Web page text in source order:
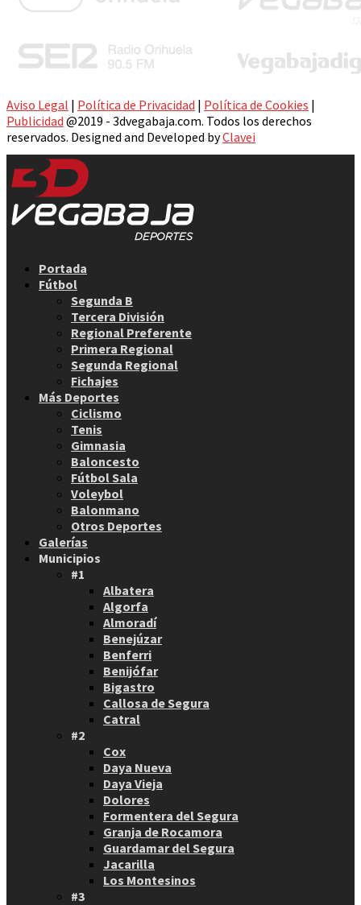
Aviso Legal | Política de Privacidad | Política de Cookies |
Publicidad @2019 - 3dvegabaja.com. Todos los derechos
reservados. Designed and Developed byClavei
Portada
Fútbol
Segunda B
Tercera División
Regional Preferente
Primera Regional
Segunda Regional
Fichajes
Más Deportes
Ciclismo
Tenis
Gimnasia
Baloncesto
Fútbol Sala
Voleybol
Balonmano
Otros Deportes
Galerías
Municipios
#1
Albatera
Algorfa
Almoradí
Benejúzar
Benferri
Benijófar
Bigastro
Callosa de Segura
Catral
#2
Cox
Daya Nueva
Daya Vieja
Dolores
Formentera del Segura
Granja de Rocamora
Guardamar del Segura
Jacarilla
Los Montesinos
#3